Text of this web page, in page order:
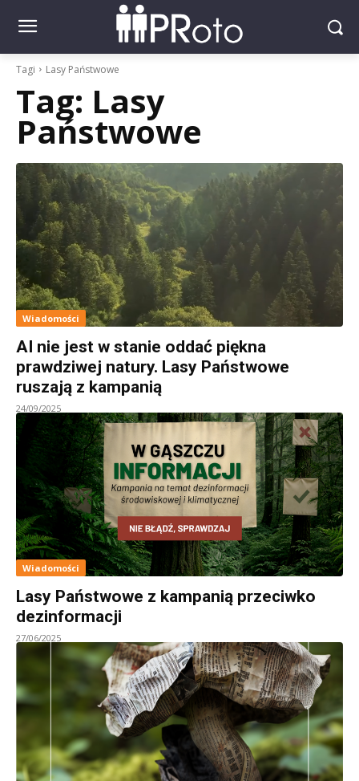
Tagi Lasy Państwowe
Tag: Lasy
Państwowe
Wiadomości
AI nie jest w stanie oddać piękna
prawdziwej natury. Lasy Państwowe
ruszają z kampanią
24/09/2025
Wiadomości
Lasy Państwowe z kampanią przeciwko
dezinformacji
27/06/2025